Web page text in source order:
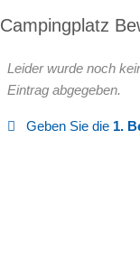
Campingplatz
Leider wurde noch
Eintrag abgegeben.
Geben Sie die 1.